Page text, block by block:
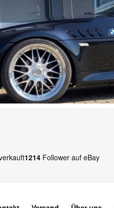
1214 Follower auf eBay